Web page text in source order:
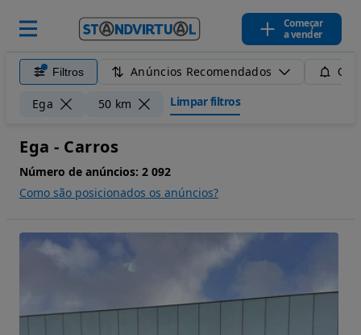
Começar
a vender
Filtros Anúncios Recomendados
Ega 50 km Limpar filtros
Ega - Carros
Número de anúncios: 2 092
Como são posicionados os anúncios?